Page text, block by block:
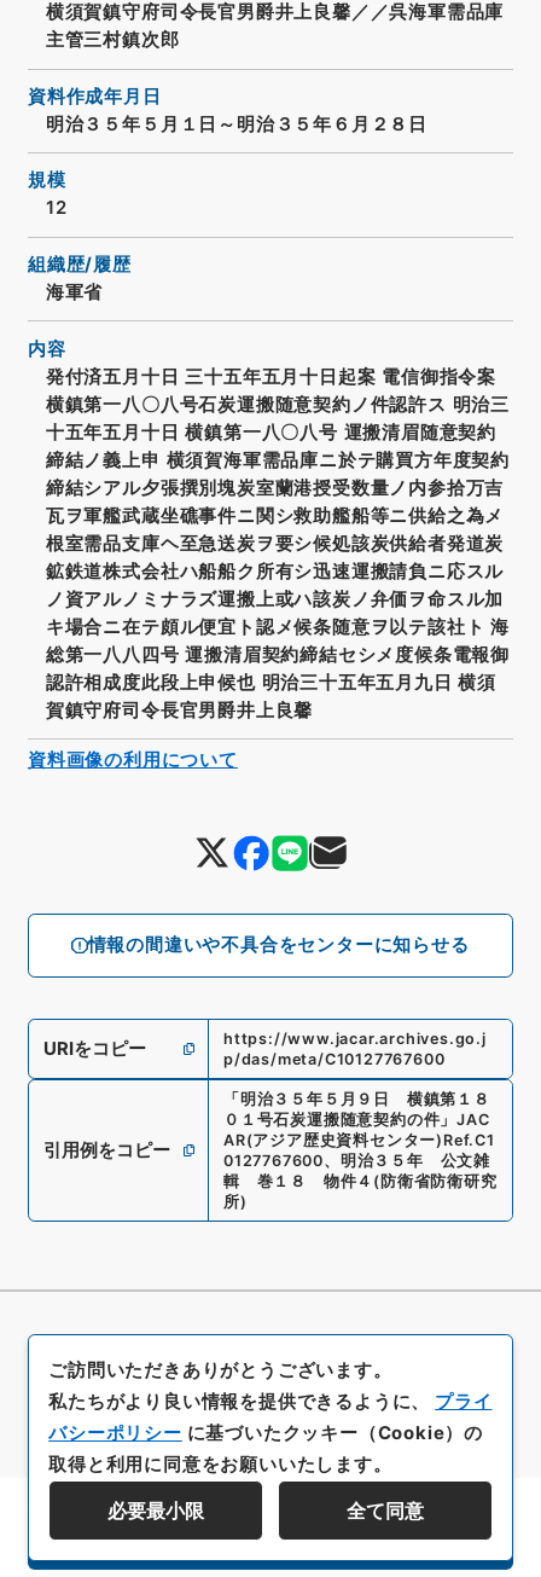
情報の間違いや不具合をセンターに知らせる
横須賀鎮守府司令長官男爵井上良馨／／呉海軍需品庫
主管三村鎮次郎
資料作成年月日
明治３５年５月１日～明治３５年６月２８日
規模
12
組織歴/履歴
海軍省
内容
発付済五月十日 三十五年五月十日起案 電信御指令案
横鎮第一八〇八号石炭運搬随意契約ノ件認許ス 明治三
十五年五月十日 横鎮第一八〇八号 運搬清眉随意契約
締結ノ義上申 横須賀海軍需品庫ニ於テ購買方年度契約
締結シアル夕張撰別塊炭室蘭港授受数量ノ内参拾万吉
瓦ヲ軍艦武蔵坐礁事件ニ関シ救助艦船等ニ供給之為メ
根室需品支庫ヘ至急送炭ヲ要シ候処該炭供給者発道炭
鉱鉄道株式会社ハ船船ク所有シ迅速運搬請負ニ応スル
ノ資アルノミナラズ運搬上或ハ該炭ノ弁価ヲ命スル加
キ場合ニ在テ頗ル便宜ト認メ候条随意ヲ以テ該社ト 海
総第一八八四号 運搬清眉契約締結セシメ度候条電報御
認許相成度此段上申候也 明治三十五年五月九日 横須
賀鎮守府司令長官男爵井上良馨
URIをコピー
https://www.jacar.archives.go.j
p/das/meta/C10127767600
引用例をコピー
「 明治３５年５月９日 横鎮第１８
０１号石炭運搬随意契約の件 」JAC
AR(アジア歴史資料センター) Ref.C1
0127767600、 明治３５年 公文雑
輯 巻１８ 物件４ ( 防衛省防衛研究
所)
資料画像の利用について
資料群階層を表示する
ご訪問いただきありがとうございます。
私たちがより良い情報を提供できるように、 プライ
バシーポリシー に基づいたクッキー（Cookie）の
取得と利用に同意をお願いいたします。
必要最小限 全て同意